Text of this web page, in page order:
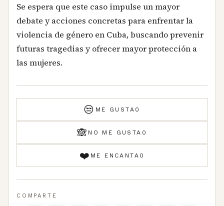
Se espera que este caso impulse un mayor
debate y acciones concretas para enfrentar la
violencia de género en Cuba, buscando prevenir
futuras tragedias y ofrecer mayor protección a
las mujeres.
😒 ME GUSTA 0
🙈 NO ME GUSTA 0
❤️ ME ENCANTA 0
COMPARTE